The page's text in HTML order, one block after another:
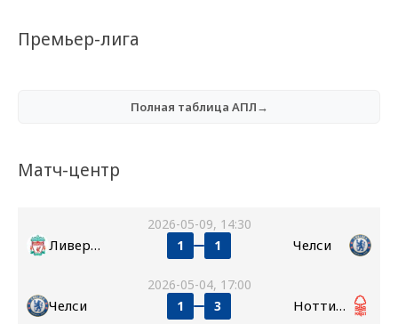
Премьер-лига
Полная таблица АПЛ→
Матч-центр
2026-05-09, 14:30
Ливерпуль 1 1 Челси
2026-05-04, 17:00
Челси 1 3 Ноттингем Форест